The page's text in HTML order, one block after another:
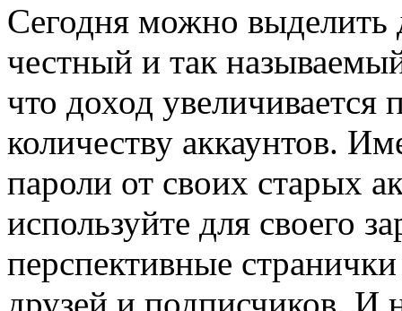
Сегодня можно выделить
честный и так
что доход
количеству аккаунтов.
пароли от своих старых
используйте для своего
перспективные
друзей и подписчиков. И